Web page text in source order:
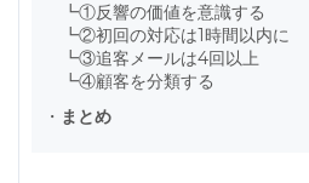
┗①反響の価値を意識する
┗②初回の対応は1時間以内に
┗③追客メールは4回以上
┗④顧客を分類する
・ まとめ